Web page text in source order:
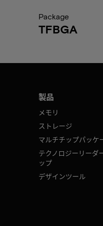
Package
TFBGA
製品
メモリ
ストレージ
マルチチップパッケ
テクノロジーリーダ
ップ
デザインツール